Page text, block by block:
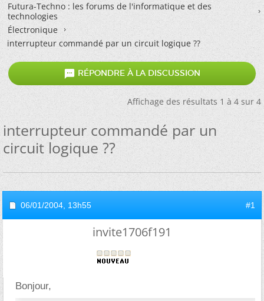
Futura-Techno : les forums de l'informatique et des
technologies
Électronique
interrupteur commandé par un circuit logique ??
 RÉPONDRE À LA DISCUSSION
Affichage des résultats 1 à 4 sur 4
interrupteur commandé par un
circuit logique ??
06/01/2004, 13h55 #1
invite1706f191
Bonjour,